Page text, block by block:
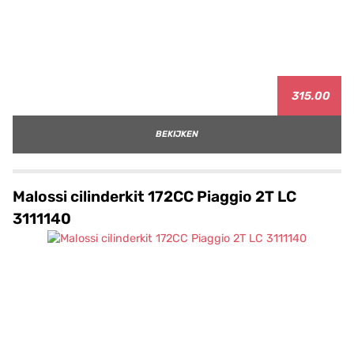
315.00
BEKIJKEN
Malossi cilinderkit 172CC Piaggio 2T LC
3111140